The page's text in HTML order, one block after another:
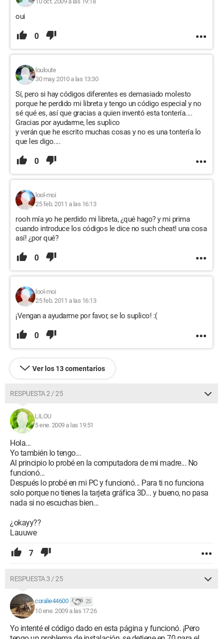
oui
0
louloute
30 may. 2010 a las 13:30
Sí, pero si hay códigos diferentes es demasiado molesto
porque he perdido mi libreta y tengo un código especial y no
sé qué es, así que gracias a quien inventó esta tontería....
Gracias por ayudarme, les suplico
y verán que he escrito muchas cosas y no es una tontería lo
que les digo....
0
lool-moi
25 feb. 2011 a las 16:13
rooh mía yo he perdido mi libreta, ¿qué hago? y mi prima
cuando introduce los códigos le dice no such cheat! una cosa
así! ¿por qué?
0
lool-moi
25 feb. 2011 a las 16:13
¡Vengan a ayudarme por favor, se lo suplico! :(
0
Ver los 13 comentarios
RESPUESTA 2 / 25
LILOU
5 ene. 2009 a las 19:51
Hola...
Yo también lo tengo...
Al principio lo probé en la computadora de mi madre... No
funcionó...
Después lo probé en mi PC y funcionó... Para ti no funciona
solo porque no tienes la tarjeta gráfica 3D... y bueno, no pasa
nada si no escuchas bien...
¿okayy??
Lauuwe
7
RESPUESTA 3 / 25
coralie44600 25
10 ene. 2009 a las 17:26
Yo intenté el código dado en esta página y funcionó. ¡Pero